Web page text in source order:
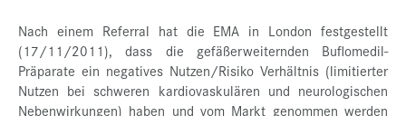
Nach einem Referral hat die EMA in London festgestellt
(17/11/2011), dass die gefäßerweiternden Buflomedil-
Präparate ein negatives Nutzen/Risiko Verhältnis (limitierter
Nutzen bei schweren kardiovaskulären und neurologischen
Nebenwirkungen) haben und vom Markt genommen werden